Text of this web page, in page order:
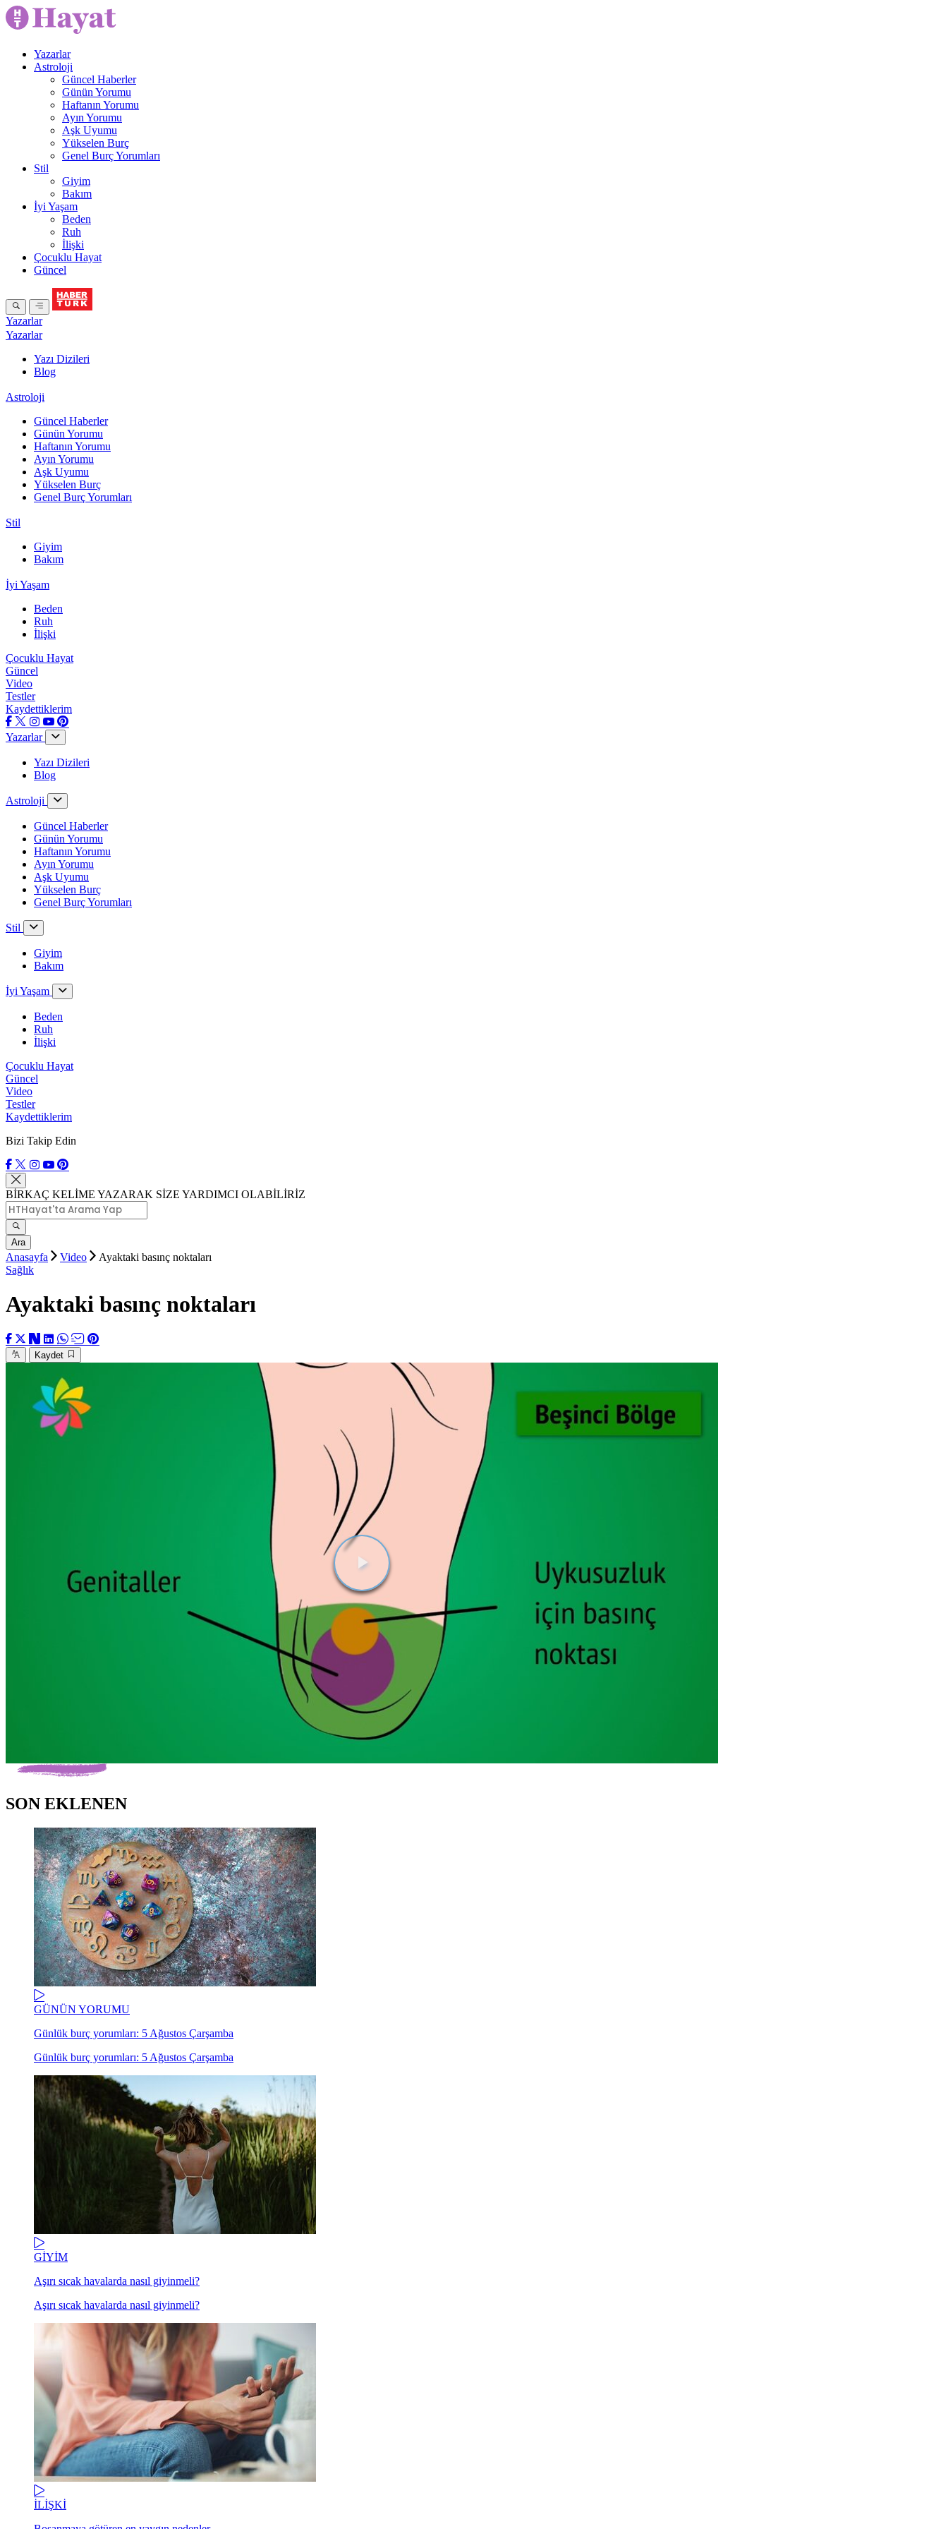
Yazarlar
Astroloji
Güncel Haberler
Günün Yorumu
Haftanın Yorumu
Ayın Yorumu
Aşk Uyumu
Yükselen Burç
Genel Burç Yorumları
Stil
Giyim
Bakım
İyi Yaşam
Beden
Ruh
İlişki
Çocuklu Hayat
Güncel
Yazarlar
Yazarlar
Yazı Dizileri
Blog
Astroloji
Güncel Haberler
Günün Yorumu
Haftanın Yorumu
Ayın Yorumu
Aşk Uyumu
Yükselen Burç
Genel Burç Yorumları
Stil
Giyim
Bakım
İyi Yaşam
Beden
Ruh
İlişki
Çocuklu Hayat
Güncel
Video
Testler
Kaydettiklerim
Yazarlar
Yazı Dizileri
Blog
Astroloji
Güncel Haberler
Günün Yorumu
Haftanın Yorumu
Ayın Yorumu
Aşk Uyumu
Yükselen Burç
Genel Burç Yorumları
Stil
Giyim
Bakım
İyi Yaşam
Beden
Ruh
İlişki
Çocuklu Hayat
Güncel
Video
Testler
Kaydettiklerim
Bizi Takip Edin
BİRKAÇ KELİME YAZARAK SİZE YARDIMCI OLABİLİRİZ
Ara
Anasayfa Video
Ayaktaki basınç noktaları
Sağlık
Ayaktaki basınç noktaları
Kaydet
Videoyu
Oynat
SON EKLENEN
GÜNÜN YORUMU
Günlük burç yorumları: 5 Ağustos Çarşamba
Günlük burç yorumları: 5 Ağustos Çarşamba
GİYİM
Aşırı sıcak havalarda nasıl giyinmeli?
Aşırı sıcak havalarda nasıl giyinmeli?
İLİŞKİ